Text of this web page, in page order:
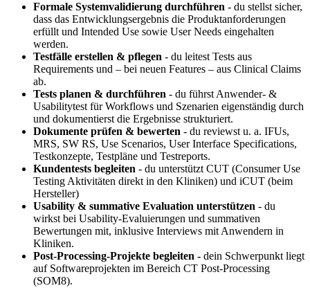
Formale Systemvalidierung durchführen - du stellst sicher,
dass das Entwicklungsergebnis die Produktanforderungen
erfüllt und Intended Use sowie User Needs eingehalten
werden.
Testfälle erstellen & pflegen - du leitest Tests aus
Requirements und – bei neuen Features – aus Clinical Claims
ab.
Tests planen & durchführen - du führst Anwender- &
Usabilitytest für Workflows und Szenarien eigenständig durch
und dokumentierst die Ergebnisse strukturiert.
Dokumente prüfen & bewerten - du reviewst u. a. IFUs,
MRS, SW RS, Use Scenarios, User Interface Specifications,
Testkonzepte, Testpläne und Testreports.
Kundentests begleiten - du unterstützt CUT (Consumer Use
Testing Aktivitäten direkt in den Kliniken) und iCUT (beim
Hersteller)
Usability & summative Evaluation unterstützen - du
wirkst bei Usability-Evaluierungen und summativen
Bewertungen mit, inklusive Interviews mit Anwendern in
Kliniken.
Post-Processing-Projekte begleiten - dein Schwerpunkt liegt
auf Softwareprojekten im Bereich CT Post-Processing
(SOM8).